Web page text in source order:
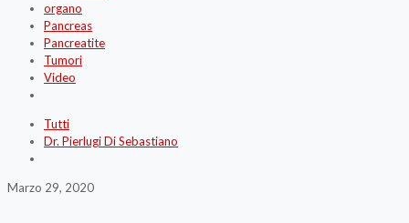
organo
Pancreas
Pancreatite
Tumori
Video
Tutti
Dr. Pierlugi Di Sebastiano
Marzo 29, 2020